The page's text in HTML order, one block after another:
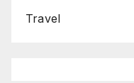
Travel